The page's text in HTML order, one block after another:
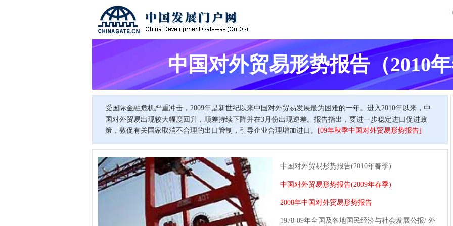
中国对外贸易形势报告（2010
受国际金融危机严重冲击，2009年是新世纪以来中国对外贸易发展最为困难的一年。进入2010年以来，中
国对外贸易出现较大幅度回升，顺差持续下降并在3月份出现逆差。报告指出，要进一步稳定进口促进政
策，敦促有关国家取消不合理的出口管制，引导企业合理增加进口。
[09年秋季中国对外贸易形势报告]
中国对外贸易形势报告(2010年春季)
中国对外贸易形势报告(2009年春季)
2008年中国对外贸易形势报告
1978-09年全国及各地国民经济与社会发展公报/ 外